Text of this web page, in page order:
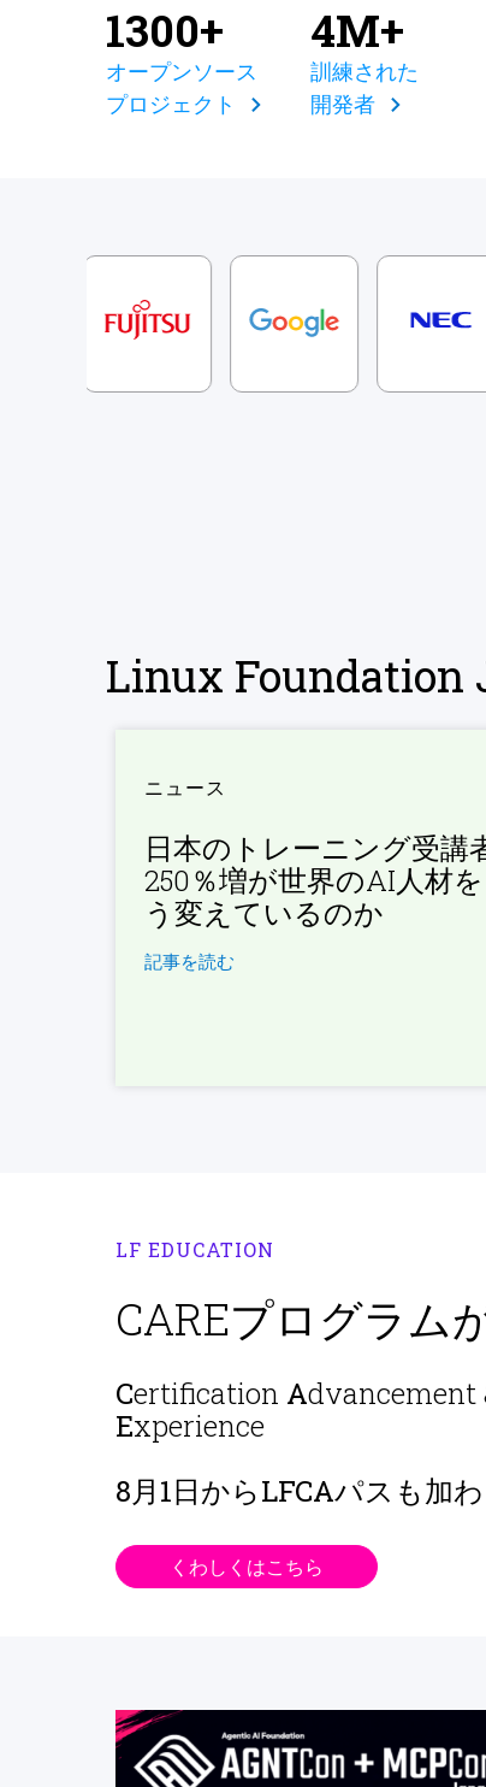
1300+
オープンソース
プロジェクト
4M+
訓練された
開発者
Linux Foundation
ニュース
日本のトレーニング受講
250％増が世界のAI人材
う変えているのか
記事を読む
LF EDUCATION
CAREプログラム
Certification Advancement
Experience
8月1日からLFCAパスも加わ
くわしくはこちら